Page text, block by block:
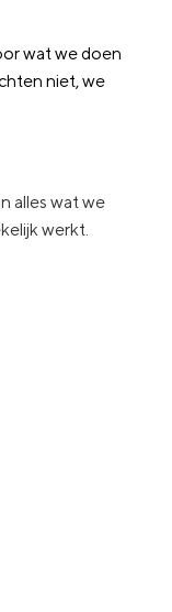
wat we doen
niet, we
alles wat we
werkt.